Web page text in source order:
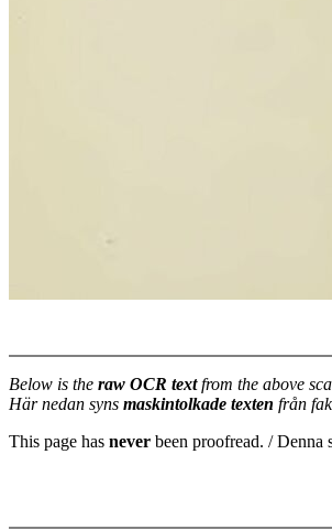
Below is the raw OCR textfrom the above
Här nedan syns maskintolkade texten från
This page has never been proofread. / Denna